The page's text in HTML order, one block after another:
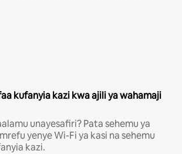
kufanyia kazi kwa ajili ya wahamaji
unayesafiri? Pata sehemu ya
yenye Wi-Fi ya kasi na sehemu
kazi.